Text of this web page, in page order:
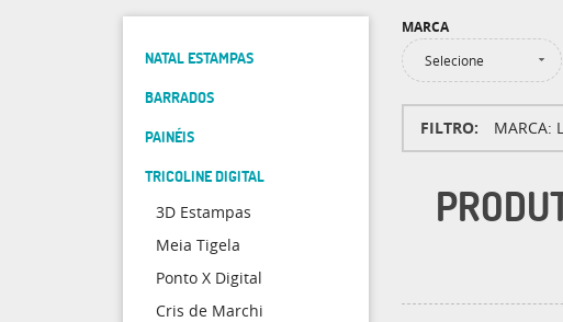
NATAL ESTAMPAS
BARRADOS
PAINÉIS
TRICOLINE DIGITAL
3D Estampas
Meia Tigela
Ponto X Digital
Cris de Marchi
MARCA
Selecione
FILTRO MARCA: